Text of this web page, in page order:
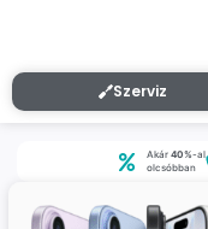
Szerviz
Akár40%-al
olcsóbban